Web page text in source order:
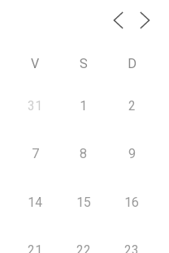
V S D
31 1 2
7 8 9
14 15 16